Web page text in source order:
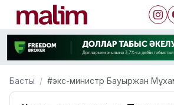
Басты #экс-министр Бауыржан